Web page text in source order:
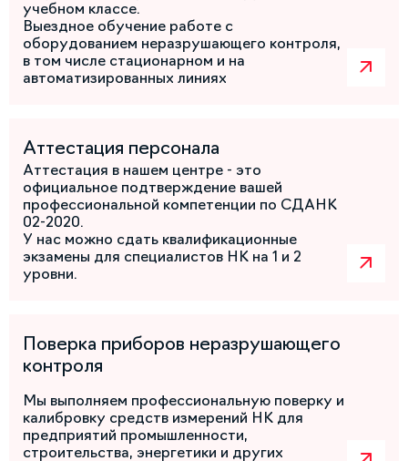
учебном классе.
Выездное обучение работе с
оборудованием неразрушающего контроля,
в том числе стационарном и на
автоматизированных линиях
Аттестация персонала
Аттестация в нашем центре - это
официальное подтверждение вашей
профессиональной компетенции по СДАНК
02-2020.
У нас можно сдать квалификационные
экзамены для специалистов НК на 1 и 2
уровни.
Поверка приборов неразрушающего
контроля
Мы выполняем профессиональную поверку и
калибровку средств измерений НК для
предприятий промышленности,
строительства, энергетики и других